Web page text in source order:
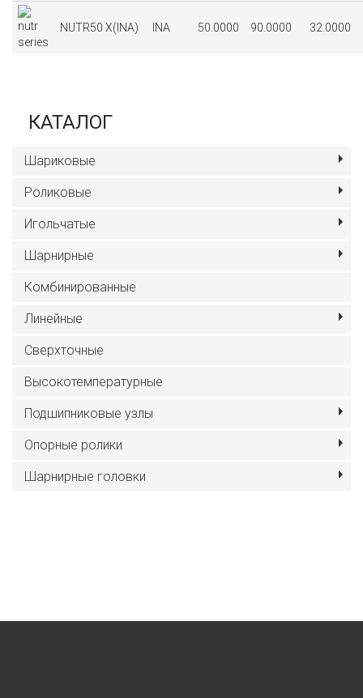
NUTR50 X(INA) INA 50.0000 90.0000 32.0000
КАТАЛОГ
Шариковые
Роликовые
Игольчатые
Шарнирные
Комбинированные
Линейные
Сверхточные
Высокотемпературные
Подшипниковые узлы
Опорные ролики
Шарнирные головки